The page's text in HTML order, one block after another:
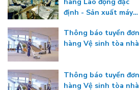
định - Sản xuất máy
Thông báo tuyển đơn
hàng Vệ sinh tòa nhà
Thông báo tuyển đơn
hàng Vệ sinh tòa nhà